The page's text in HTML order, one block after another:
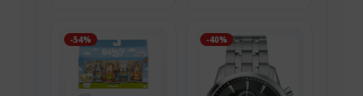
-54% -40%